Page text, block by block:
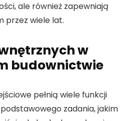
ale również zapewniają
przez wiele lat.
w
budownictwie
pełnią wiele funkcji
zadania, jakim